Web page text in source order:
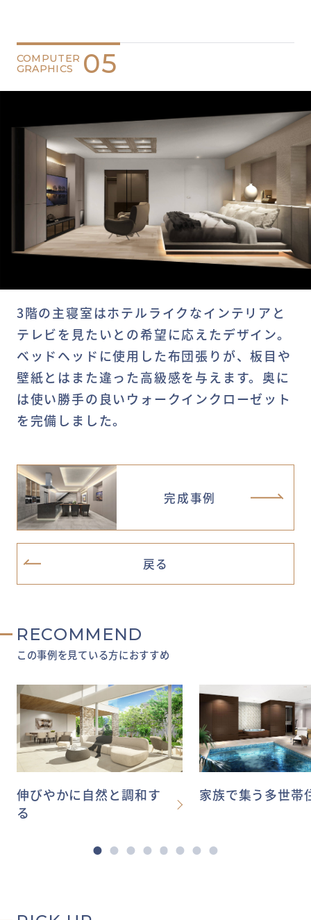
COMPUTER
GRAPHICS
05
3階の主寝室はホテルライクなインテリアと
テレビを見たいとの希望に応えたデザイン。
ベッドヘッドに使用した布団張りが、板目や
壁紙とはまた違った高級感を与えます。奥に
は使い勝手の良いウォークインクローゼット
を完備しました。
完成事例
戻る
RECOMMEND
この事例を見ている方におすすめ
伸びやかに自然と調和す
る
家族で集う多世帯